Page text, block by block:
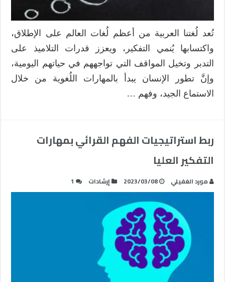
تُعد لُغتنا العربية من أعظم لُغات العالم على الإطلاق،
واكتسابها يُنمي التفكير، ويعزز قدرات التلاميذ على
التدبر وتخيل المواقف التي تواجههم في حياتهم اليومية،
وإنَّ تطور الإنسان يبدأ بالمهارات اللُغوية من خلال
الاستماع الجيد، وفهم …
ربط استراتيجيات الفهم القرائي بمهارات
التفكير العليا
مورد الغفيلي 2023/03/08 إرشادات 1